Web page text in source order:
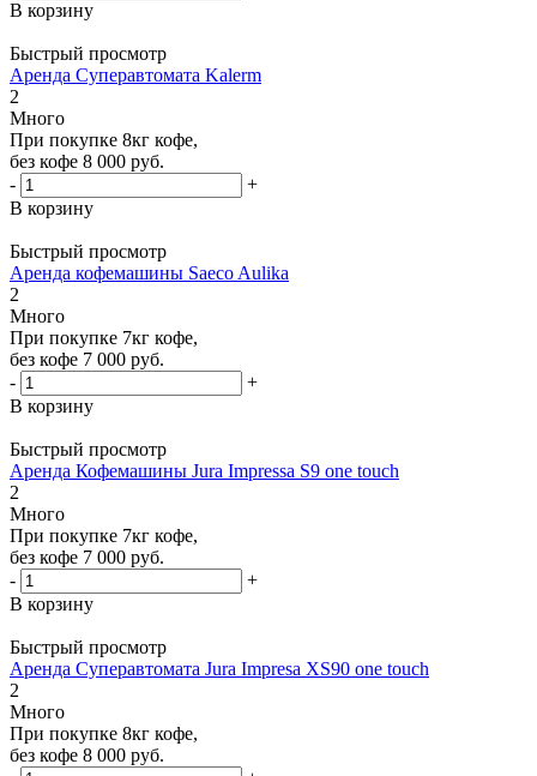
В корзину
Быстрый просмотр
Аренда Суперавтомата Kalerm
2
Много
При покупке 8кг кофе,
без кофе 8 000 руб.
-
+
В корзину
Быстрый просмотр
Аренда кофемашины Saeco Aulika
2
Много
При покупке 7кг кофе,
без кофе 7 000 руб.
-
+
В корзину
Быстрый просмотр
Аренда Кофемашины Jura Impressa S9 one touch
2
Много
При покупке 7кг кофе,
без кофе 7 000 руб.
-
+
В корзину
Быстрый просмотр
Аренда Суперавтомата Jura Impresa XS90 one touch
2
Много
При покупке 8кг кофе,
без кофе 8 000 руб.